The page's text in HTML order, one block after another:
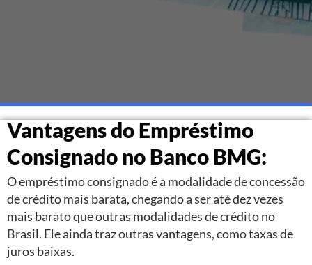
Vantagens do Empréstimo
Consignado no Banco BMG:
O empréstimo consignado é a modalidade de concessão
de crédito mais barata, chegando a ser até dez vezes
mais barato que outras modalidades de crédito no
Brasil. Ele ainda traz outras vantagens, como taxas de
juros baixas.